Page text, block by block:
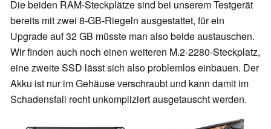
Die beiden RAM-Steckplätze sind bei unserem Testgerät
bereits mit zwei 8-GB-Riegeln ausgestattet, für ein
Upgrade auf 32 GB müsste man also beide austauschen.
Wir finden auch noch einen weiteren M.2-2280-Steckplatz,
eine zweite SSD lässt sich also problemlos einbauen. Der
Akku ist nur im Gehäuse verschraubt und kann damit im
Schadensfall recht unkompliziert ausgetauscht werden.